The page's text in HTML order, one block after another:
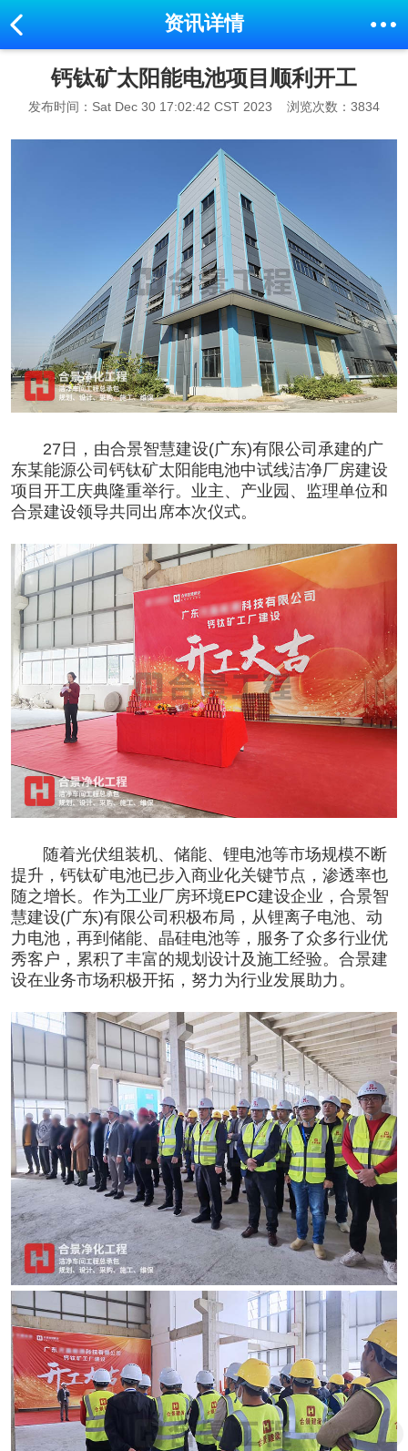
资讯详情
钙钛矿太阳能电池项目顺利开工
发布时间：Sat Dec 30 17:02:42 CST 2023 浏览次数：3834
27日，由合景智慧建设(广东)有限公司承建的广
东某能源公司钙钛矿太阳能电池中试线洁净厂房建设
项目开工庆典隆重举行。业主、产业园、监理单位和
合景建设领导共同出席本次仪式。
随着光伏组装机、储能、锂电池等市场规模不断
提升，钙钛矿电池已步入商业化关键节点，渗透率也
随之增长。作为工业厂房环境EPC建设企业，合景智
慧建设(广东)有限公司积极布局，从锂离子电池、动
力电池，再到储能、晶硅电池等，服务了众多行业优
秀客户，累积了丰富的规划设计及施工经验。合景建
设在业务市场积极开拓，努力为行业发展助力。